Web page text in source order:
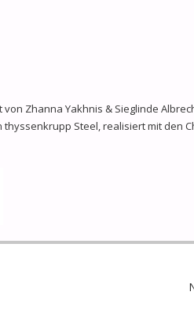
von Zhanna Yakhnis & Sieglinde
Steel, realisiert mit den